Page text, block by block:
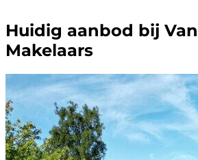
Huidig aanbod bij
Makelaars